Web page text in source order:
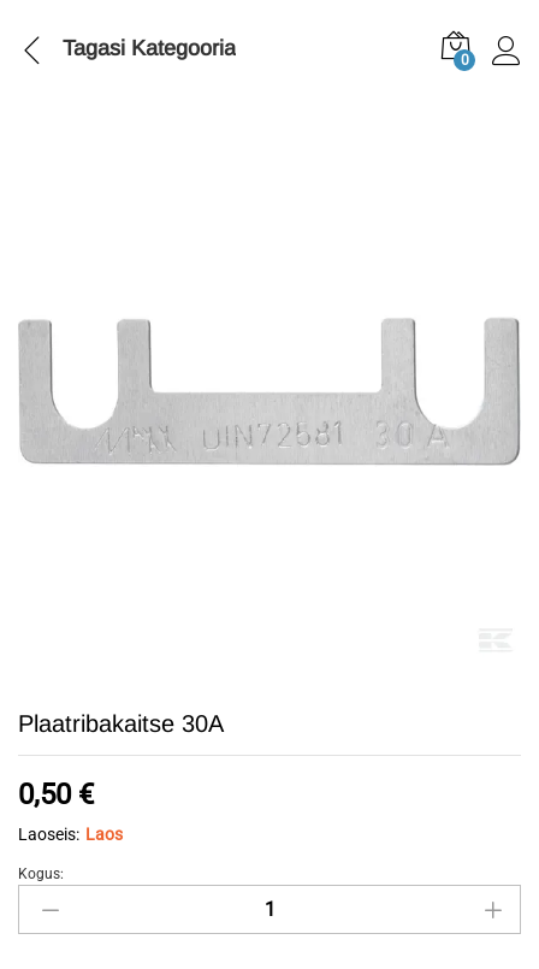
Tagasi Kategooria 0
Plaatribakaitse 30A
0,50 €
Laoseis: Laos
Plaatribakaitse
30A
Kogus: